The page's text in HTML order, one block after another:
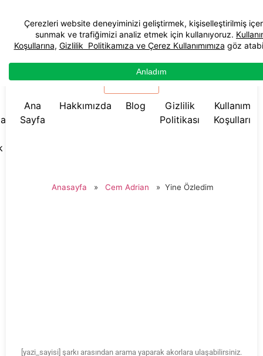
☰ Menü
Ana
Sayfa
Hakkımızda Blog
Gizlilik
Politikası
Kullanım
Koşulları
Anasayfa » Cem Adrian » Yine Özledim
[yazi_sayisi] şarkı arasından arama yaparak akorlara ulaşabilirsiniz.